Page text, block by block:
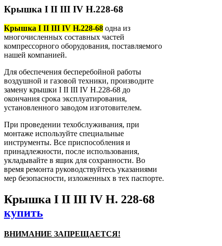
Крышка I II III IV Н.228-68
Крышка I II III IV Н.228-68 одна из
многочисленных составных частей
компрессорного оборудования, поставляемого
нашей компанией.
Для обеспечения бесперебойной работы
воздушной и газовой техники, производите
замену крышки І ІІ ІІІ IV Н.228-68 до
окончания срока эксплуатирования,
установленного заводом изготовителем.
При проведении техобслуживания, при
монтаже используйте специальные
инструменты. Все приспособления и
принадлежности, после использования,
укладывайте в ящик для сохранности. Во
время ремонта руководствуйтесь указаниями
мер безопасности, изложенных в тех паспорте.
Крышка I II III IV Н. 228-68
купить
ВНИМАНИЕ ЗАПРЕЩАЕТСЯ!